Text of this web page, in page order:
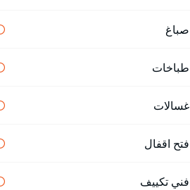
صباغ
طباخات
غسالات
فتح اقفال
فني تكييف